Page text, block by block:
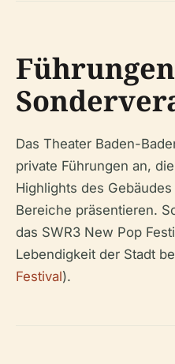
Das Theater Baden-
private Führungen an,
Highlights des
Bereiche präsentieren.
das SWR3 New Pop
Lebendigkeit der Stadt
Festival).